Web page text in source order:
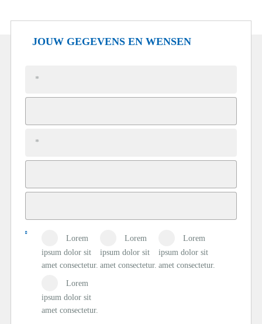
JOUW GEGEVENS EN WENSEN
ipsum dolor sit
amet consectetur.
Lorem
ipsum dolor sit
amet consectetur.
Lorem
ipsum dolor sit
amet consectetur.
ipsum dolor sit
amet consectetur.